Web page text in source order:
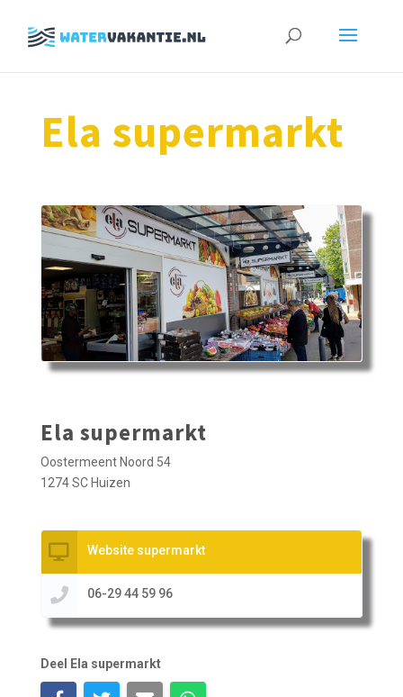
Zoeken
Ela supermarkt
Ela supermarkt
Oostermeent Noord 54
1274 SC Huizen
Website supermarkt
06-29 44 59 96
Deel Ela supermarkt